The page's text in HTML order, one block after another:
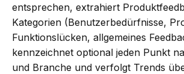
entsprechen, extrahiert
Kategorien (Benutzerbedürfnisse,
Funktionslücken, allgemeines
kennzeichnet optional jeden Punkt
und Branche und verfolgt Trends